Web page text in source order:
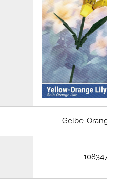
Gelbe-Orange
108347